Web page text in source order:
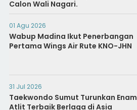
Calon Wali Nagari.
01 Agu 2026
Wabup Madina Ikut Penerbangan
Pertama Wings Air Rute KNO-JHN
31 Jul 2026
Taekwondo Sumut Turunkan Enam
Atlit Terbaik Berlaga di Asia